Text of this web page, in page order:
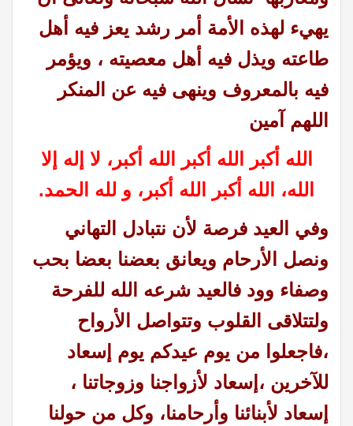
يهيء لهذه الأمة أمر رشد يعز فيه أهل
طاعته ويذل فيه أهل معصيته ، ويؤمر
فيه بالمعروف وينهى فيه عن المنكر
اللهم آمين
الله أكبر الله أكبر الله أكبر، لا إله إلا
الله، الله أكبر الله أكبر، و لله الحمد.
وفي العيد فرصة لأن نتبادل التهاني
ونصل الأرحام ويعانق بعضنا بعضا بحب
وصفاء وود فالعيد شرعه الله للفرحة
ولتتلاقى القلوب وتتواصل الأرواح
،فاجعلوا من يوم عيدكم يوم إسعاد
للآخرين ،إسعاد لأزواجنا وزوجاتنا ،
إسعاد لأبنائنا وأرحامنا، وكل من حولنا